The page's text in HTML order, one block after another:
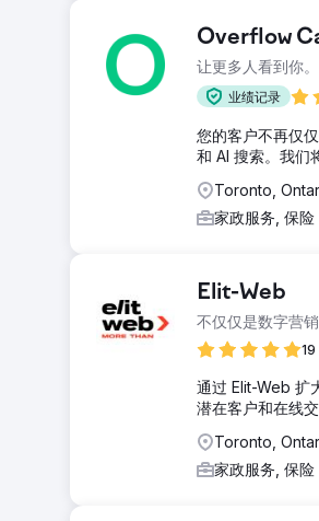
Overflow
让更多人看到你。
业绩记录
您的客户不再仅
和 AI 搜索。我们
Toronto,
家政服务, 保险
Elit-Web
不仅仅是数字营销
19
通过 Elit-Web 扩
潜在客户和在线
Toronto,
家政服务, 保险